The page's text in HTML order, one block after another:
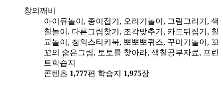
창의깨비
아이큐놀이, 종이접기, 오리기놀이, 그림그리기, 색
칠놀이, 다른그림찾기, 조각맞추기, 카드뒤집기, 칠
교놀이, 창의스티커북, 뽀뽀뽀퀴즈, 꾸미기놀이, 꼬
꼬의 숨은그림, 토토를 찾아라, 색칠공부자료, 프린
트학습지
콘텐츠 1,777편 학습지 1,975장